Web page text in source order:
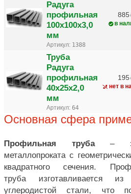
Радуга
профильная
100х100х3,0
мм
Артикул: 1388
885
в
Труба
Радуга
профильная
40х25х2,0
мм
Артикул: 64
195
нет в
Основная сфера
Профильная труба– это
металлопроката с
квадратного сечения.
труба изготавливается из
углеродистой стали, что